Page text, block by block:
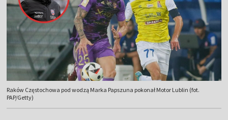
Raków Częstochowa pod wodzą Marka Papszuna pokonał Motor Lublin (fot.
PAP/Getty)